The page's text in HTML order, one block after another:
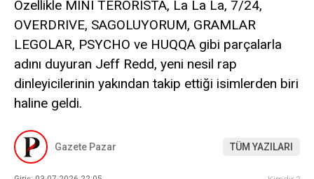
Özellikle MINI TERORISTA, La La La, 7/24,
OVERDRIVE, SAGOLUYORUM, GRAMLAR
LEGOLAR, PSYCHO ve HUQQA gibi parçalarla
adını duyuran Jeff Redd, yeni nesil rap
dinleyicilerinin yakından takip ettiği isimlerden biri
haline geldi.
Gazete Pazar TÜM YAZILARI